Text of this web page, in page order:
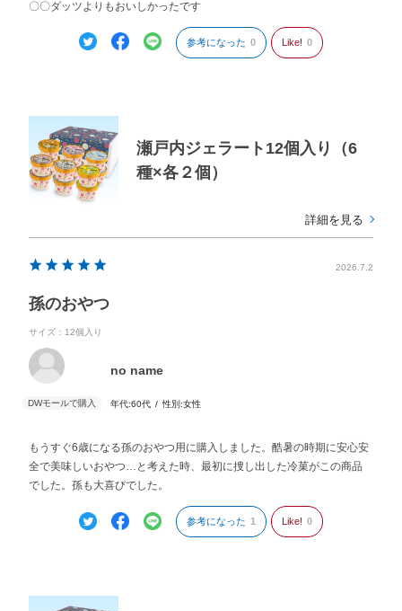
〇〇ダッツよりもおいしかったです
参考になった 0 Like! 0
瀬戸内ジェラート12個入り（6
種×各２個）
詳細を見る
2026.7.2
孫のおやつ
サイズ：12個入り
no name
年代:60代 性別:女性
もうすぐ6歳になる孫のおやつ用に購入しました。酷暑の時期に安心安
全で美味しいおやつ…と考えた時、最初に捜し出した冷菓がこの商品
でした。孫も大喜びでした。
参考になった 1 Like! 0